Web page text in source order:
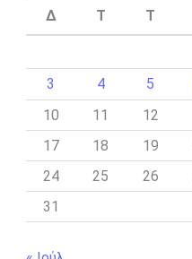
Δ Τ Τ
3
4 5
10
11 12
17
18 19
24
25 26
31